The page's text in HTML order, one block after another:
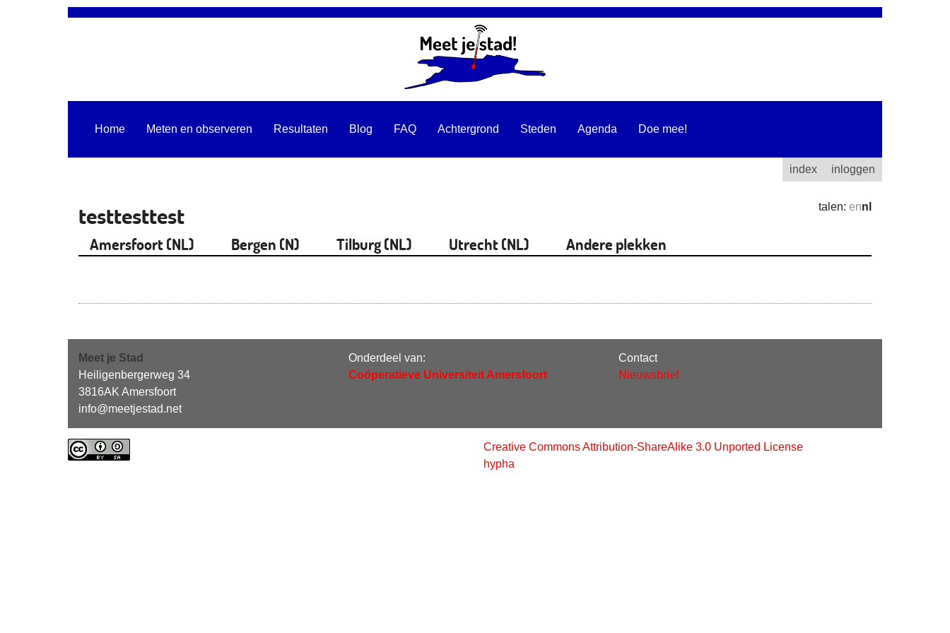
Home Meten en observeren Resultaten Blog FAQ Achtergrond Steden Agenda Doe mee!
index inloggen
testtesttest talen: ennl
Amersfoort (NL) Bergen (N) Tilburg (NL) Utrecht (NL) Andere plekken
Meet je Stad
Heiligenbergerweg 34
3816AK Amersfoort
info@meetjestad.net
Onderdeel van:
Coöperatieve Universiteit Amersfoort
Contact
Nieuwsbrief
Creative Commons Attribution-ShareAlike 3.0 Unported License
hypha